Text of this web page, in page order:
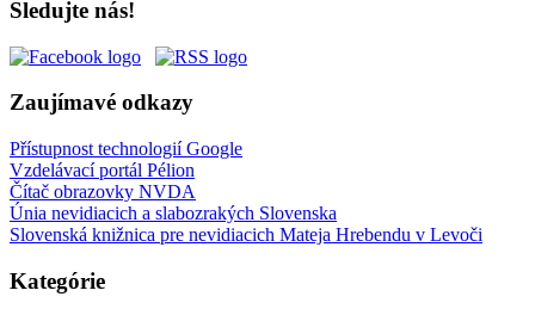
Sledujte nás!
Zaujímavé odkazy
Přístupnost technologií Google
Vzdelávací portál Pélion
Čítač obrazovky NVDA
Únia nevidiacich a slabozrakých Slovenska
Slovenská knižnica pre nevidiacich Mateja Hrebendu v Levoči
Kategórie